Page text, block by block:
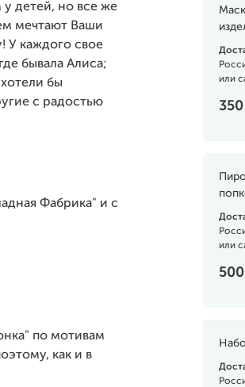
или
350
или
500
у детей, но все же
мечтают Ваши
У каждого свое
бывала Алиса;
бы
с радостью
Фабрика" и с
по мотивам
как и в